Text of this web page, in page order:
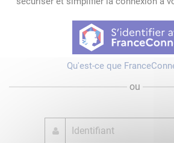
Qu'est-ce que
ou